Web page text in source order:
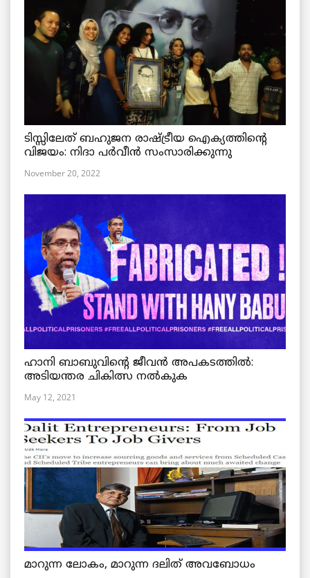
ടിസ്സിലേത് ബഹുജന രാഷ്ട്രീയ ഐക്യത്തിന്റെ
വിജയം: നിദാ പർവീൻ സംസാരിക്കുന്നു
November 20, 2022
ഹാനി ബാബുവിന്റെ ജീവൻ അപകടത്തിൽ:
അടിയന്തര ചികിത്സ നൽകുക
May 12, 2021
മാറുന്ന ലോകം, മാറുന്ന ദലിത് അവബോധം